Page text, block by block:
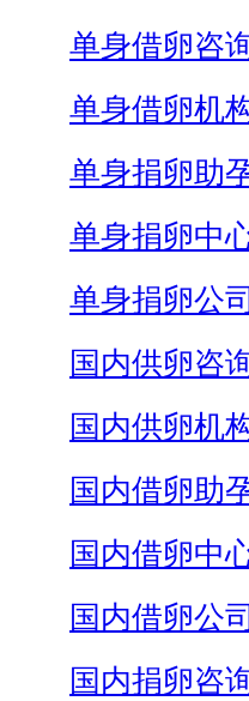
单身借卵咨
单身借卵机
单身捐卵助
单身捐卵中
单身捐卵公司
国内供卵咨
国内供卵机
国内借卵助
国内借卵中
国内借卵公司
国内捐卵咨